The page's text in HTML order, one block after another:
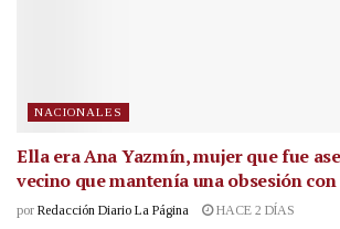
NACIONALES
Ella era Ana Yazmín, mujer que fue
vecino que mantenía una obsesión
por Redacción Diario La Página HACE 2 DÍAS